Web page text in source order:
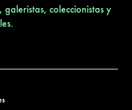
coleccionistas y